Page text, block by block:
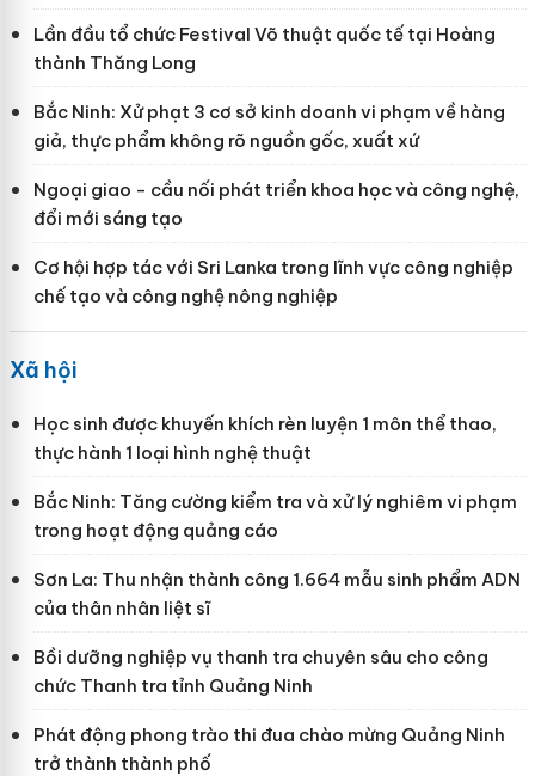
Lần đầu tổ chức Festival Võ thuật quốc tế tại Hoàng
thành Thăng Long
Bắc Ninh: Xử phạt 3 cơ sở kinh doanh vi phạm về hàng
giả, thực phẩm không rõ nguồn gốc, xuất xứ
Ngoại giao - cầu nối phát triển khoa học và công nghệ,
đổi mới sáng tạo
Cơ hội hợp tác với Sri Lanka trong lĩnh vực công nghiệp
chế tạo và công nghệ nông nghiệp
Xã hội
Học sinh được khuyến khích rèn luyện 1 môn thể thao,
thực hành 1 loại hình nghệ thuật
Bắc Ninh: Tăng cường kiểm tra và xử lý nghiêm vi phạm
trong hoạt động quảng cáo
Sơn La: Thu nhận thành công 1.664 mẫu sinh phẩm ADN
của thân nhân liệt sĩ
Bồi dưỡng nghiệp vụ thanh tra chuyên sâu cho công
chức Thanh tra tỉnh Quảng Ninh
Phát động phong trào thi đua chào mừng Quảng Ninh
trở thành thành phố